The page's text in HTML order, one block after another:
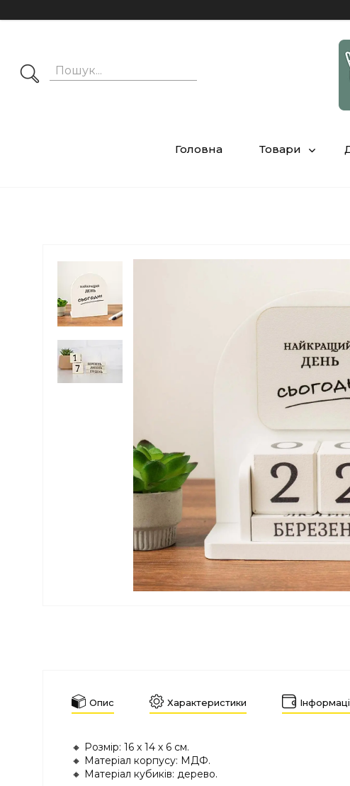
Головна Товари
Опис Характеристики
🔸 Розмір: 16 х 14 х 6 см.
🔸 Матеріал корпусу: МДФ.
🔸 Матеріал кубиків: дерево.